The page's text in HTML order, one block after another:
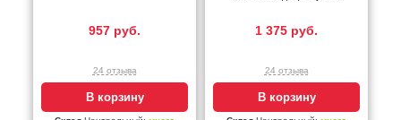
957 руб.
24 отзыва
В корзину
1 375 руб.
24 отзыва
В корзину